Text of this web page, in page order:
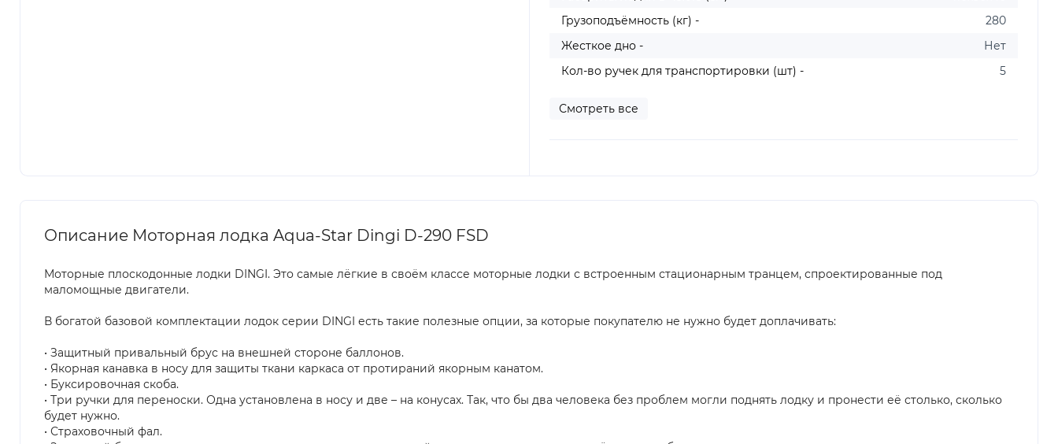
Грузоподъёмность (кг) -
280
Жесткое дно -
Нет
Кол-во ручек для транспортировки (шт) -
5
Смотреть все
Описание Моторная лодка Aqua-Star Dingi D-290 FSD
Моторные плоскодонные лодки DINGI. Это самые лёгкие в своём классе моторные лодки с встроенным стационарным транцем, спроектированные под
маломощные двигатели.
В богатой базовой комплектации лодок серии DINGI есть такие полезные опции, за которые покупателю не нужно будет доплачивать:
• Защитный привальный брус на внешней стороне баллонов.
• Якорная канавка в носу для защиты ткани каркаса от протираний якорным канатом.
• Буксировочная скоба.
• Три ручки для переноски. Одна установлена в носу и две – на конусах. Так, что бы два человека без проблем могли поднять лодку и пронести её столько, сколько
будет нужно.
• Страховочный фал.